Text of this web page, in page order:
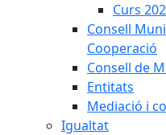
Curs
Consell
Cooperació
Consell de
Entitats
Mediació i
Igualtat